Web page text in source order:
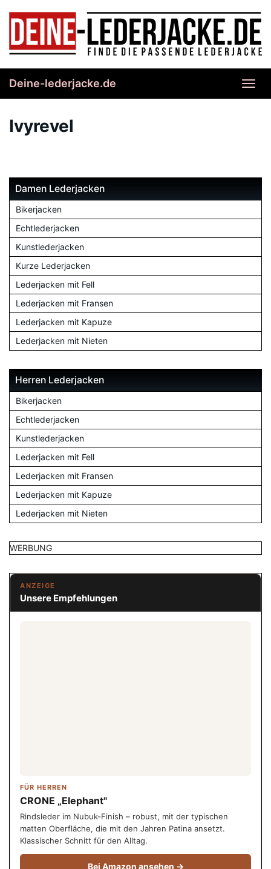
content
Deine-lederjacke.de
Ivyrevel
Damen Lederjacken
Bikerjacken
Echtlederjacken
Kunstlederjacken
Kurze Lederjacken
Lederjacken mit Fell
Lederjacken mit Fransen
Lederjacken mit Kapuze
Lederjacken mit Nieten
Herren Lederjacken
Bikerjacken
Echtlederjacken
Kunstlederjacken
Lederjacken mit Fell
Lederjacken mit Fransen
Lederjacken mit Kapuze
Lederjacken mit Nieten
WERBUNG
ANZEIGE
Unsere Empfehlungen
FÜR HERREN
CRONE „Elephant"
Rindsleder im Nubuk-Finish – robust, mit der typischen
matten Oberfläche, die mit den Jahren Patina ansetzt.
Klassischer Schnitt für den Alltag.
Bei Amazon ansehen →